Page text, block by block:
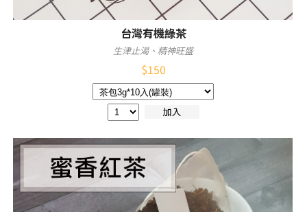
台灣有機綠茶
生津止渴、精神旺盛
$150
加入